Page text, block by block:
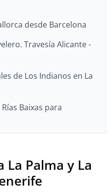
desde Barcelona
Travesía Alicante -
de Los Indianos en La
Baixas para
La Palma y La